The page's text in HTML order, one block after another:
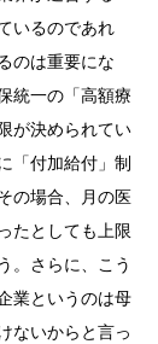
いるのであれ
のは重要にな
統一の「高額療
が決められてい
「付加給付」制
の場合、月の医
たとしても上限
。さらに、こう
業というのは母
ないからと言っ